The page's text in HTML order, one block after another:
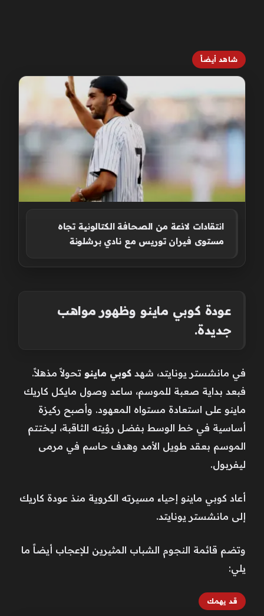
شاهد أيضاً
انتقادات لاذعة من الصحافة الكتالونية تجاه
مستوى فيران توريس مع نادي برشلونة
عودة كوبي ماينو وظهور مواهب
جديدة.
في مانشستر يونايتد، شهدكوبي ماينو تحولاً مذهلاً.
فبعد بداية صعبة للموسم، ساعد وصول مايكل كاريك
ماينو على استعادة مستواه المعهود. وأصبح ركيزة
أساسية في خط الوسط بفضل رؤيته الثاقبة، ليختتم
الموسم بعقد طويل الأمد وهدف حاسم في مرمى
ليفربول.
أعاد كوبي ماينو إحياء مسيرته الكروية منذ عودة كاريك
إلى مانشستر يونايتد.
وتضم قائمة النجوم الشباب المثيرين للإعجاب أيضاً ما
يلي:
قد يهمك